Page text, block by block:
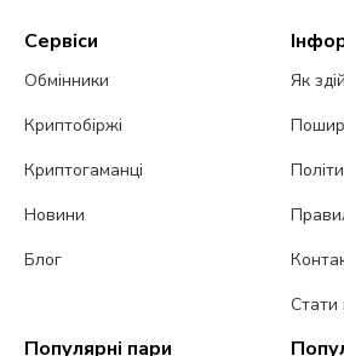
Сервіси
Обмінники
Криптобіржі
Криптогаманці
Новини
Блог
Як
Стати
Популярні пари